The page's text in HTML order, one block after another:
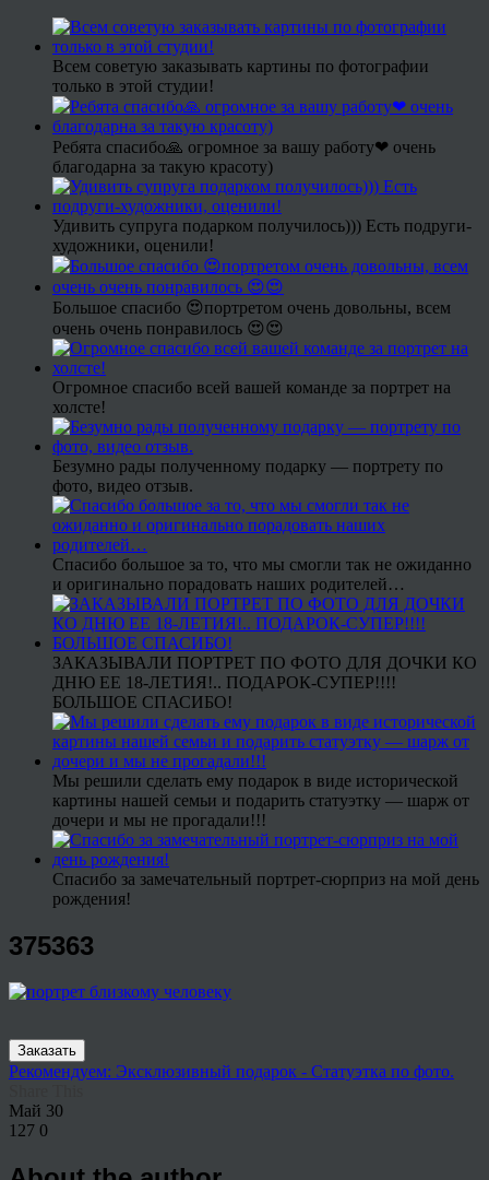
Всем советую заказывать картины по фотографии
только в этой студии!
Ребята спасибо🙏 огромное за вашу работу❤ очень
благодарна за такую красоту)
Удивить супруга подарком получилось))) Есть подруги-
художники, оценили!
Большое спасибо 😍портретом очень довольны, всем
очень очень понравилось 😍😍
Огромное спасибо всей вашей команде за портрет на
холсте!
Безумно рады полученному подарку — портрету по
фото, видео отзыв.
Спасибо большое за то, что мы смогли так не ожиданно
и оригинально порадовать наших родителей…
ЗАКАЗЫВАЛИ ПОРТРЕТ ПО ФОТО ДЛЯ ДОЧКИ КО
ДНЮ ЕЕ 18-ЛЕТИЯ!.. ПОДАРОК-СУПЕР!!!!
БОЛЬШОЕ СПАСИБО!
Мы решили сделать ему подарок в виде исторической
картины нашей семьи и подарить статуэтку — шарж от
дочери и мы не прогадали!!!
Спасибо за замечательный портрет-сюрприз на мой день
рождения!
375363
Заказать
Рекомендуем: Эксклюзивный подарок - Статуэтка по фото.
Май 30
127 0